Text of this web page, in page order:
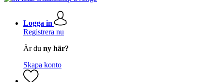
Logga in
Registrera nu
Är du ny här?
Skapa konto